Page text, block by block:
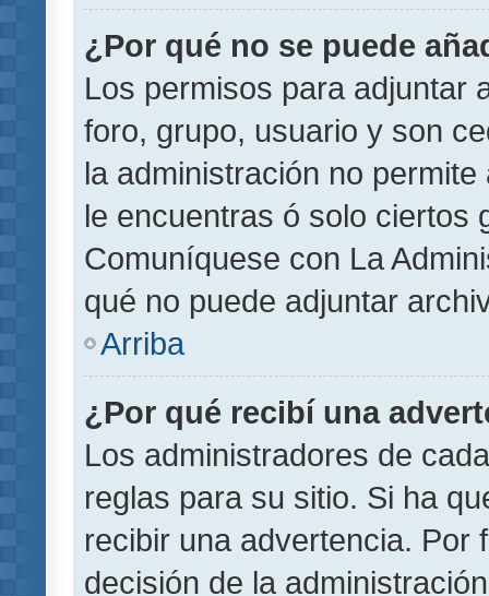
¿Por qué no se puede
Los permisos para adjuntar
foro, grupo, usuario y son
la administración no
le encuentras ó solo ciertos
Comuníquese con La
qué no puede adjuntar
Arriba
¿Por qué recibí una
Los administradores de
reglas para su sitio. Si ha
recibir una advertencia. Por
decisión de la